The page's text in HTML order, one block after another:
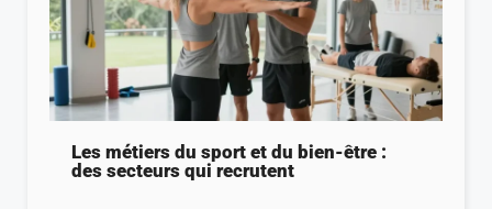
Les métiers du sport et du bien-être :
des secteurs qui recrutent